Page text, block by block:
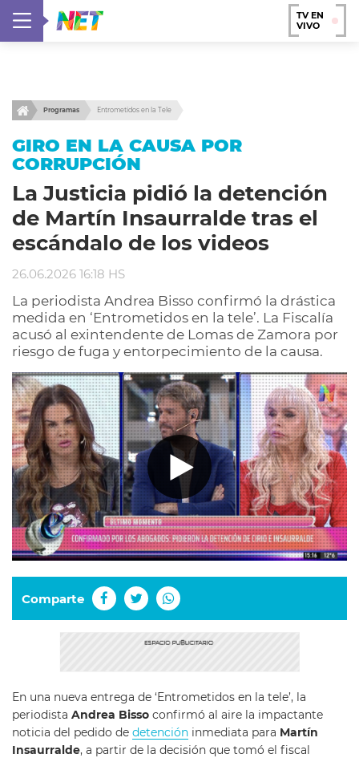
TV EN
VIVO
Programas Entrometidos en la Tele
GIRO EN LA CAUSA POR
CORRUPCIÓN
La Justicia pidió la detención
de Martín Insaurralde tras el
escándalo de los videos
26.06.2026 16:18 HS
La periodista Andrea Bisso confirmó la drástica
medida en ‘Entrometidos en la tele’. La Fiscalía
acusó al exintendente de Lomas de Zamora por
riesgo de fuga y entorpecimiento de la causa.
Comparte
En una nueva entrega de ‘Entrometidos en la tele’, la
periodista Andrea Bisso confirmó al aire la impactante
noticia del pedido de detención inmediata para Martín
Insaurralde, a partir de la decisión que tomó el fiscal